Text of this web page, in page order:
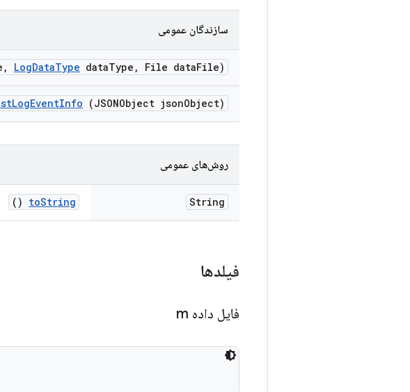
سازندگان عمومی
, LogDataType dataType , File dataFile)
LogEventInfo (JSONObject jsonObject)
روش‌های عمومی
String
toString
()
فیلدها
فایل داده m